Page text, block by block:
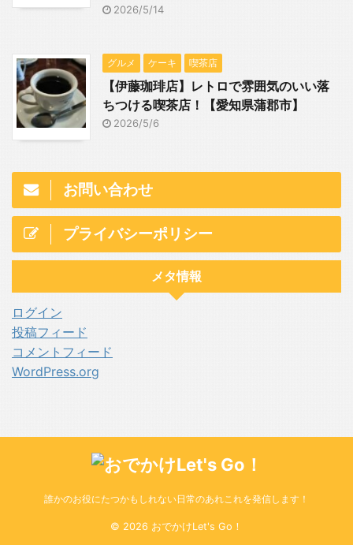
2026/5/14
グルメ ケーキ 喫茶店
【伊藤珈琲店】レトロで雰囲気のいい落
ちつける喫茶店！【愛知県蒲郡市】
2026/5/6
お問い合わせ
プライバシーポリシー
メタ情報
ログイン
投稿フィード
コメントフィード
WordPress.org
誰かのお役にたつかもしれない日常のあれこれを発信します！
© 2026 おでかけLet's Go！